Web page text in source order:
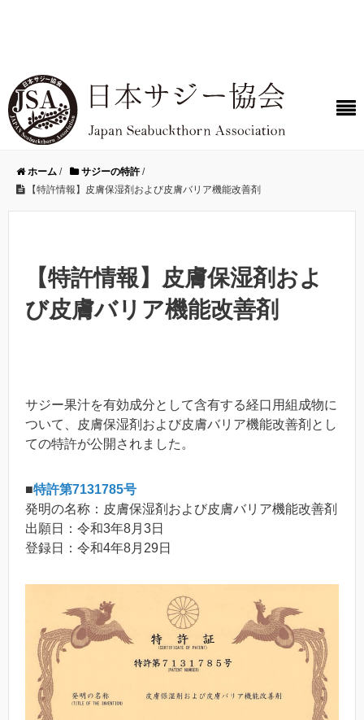
ホーム / サジーの特許/
【特許情報】皮膚保湿剤および皮膚バリア機能改善剤
【特許情報】皮膚保湿剤およ
び皮膚バリア機能改善剤
サジー果汁を有効成分として含有する経口用組成物に
ついて、皮膚保湿剤および皮膚バリア機能改善剤とし
ての特許が公開されました。
■特許第7131785号
発明の名称：皮膚保湿剤および皮膚バリア機能改善剤
出願日：令和3年8月3日
登録日：令和4年8月29日